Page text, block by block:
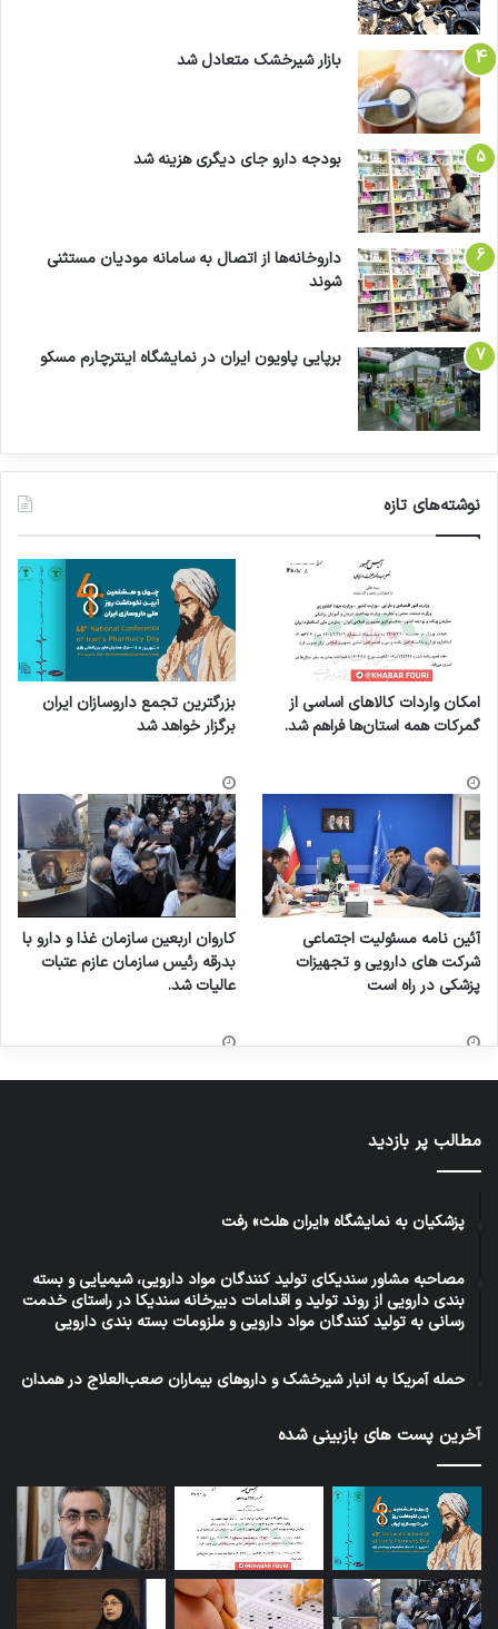
بازار شیرخشک متعادل شد
بودجه دارو جای دیگری هزینه شد
داروخانه‌ها از اتصال به سامانه مودیان مستثنی
شوند
برپایی پاویون ایران در نمایشگاه اینترچارم مسکو
نوشته‌های تازه
امکان واردات کالاهای اساسی از
گمرکات همه استان‌ها فراهم شد.
بزرگترین تجمع داروسازان ایران
برگزار خواهد شد
آئین نامه مسئولیت اجتماعی
شرکت های دارویی و تجهیزات
پزشکی در راه است
کاروان اربعین سازمان غذا و دارو با
بدرقه رئیس سازمان عازم عتبات
عالیات شد.
مطالب پر بازدید
پزشکیان به نمایشگاه «ایران هلث» رفت
مصاحبه مشاور سندیکای تولید کنندگان مواد دارویی، شیمیایی و بسته
بندی دارویی از روند تولید و اقدامات دبیرخانه سندیکا در راستای خدمت
رسانی به تولید کنندگان مواد دارویی و ملزومات بسته بندی دارویی
حمله آمریکا به انبار شیرخشک و داروهای بیماران صعب‌العلاج در همدان
آخرین پست های بازبینی شده